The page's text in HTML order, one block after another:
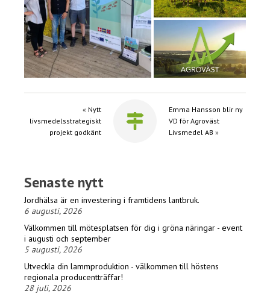
« Nytt
livsmedelsstrategiskt
projekt godkänt
Emma Hansson blir ny
VD för Agroväst
Livsmedel AB »
Senaste nytt
Jordhälsa är en investering i framtidens lantbruk.
6 augusti, 2026
Välkommen till mötesplatsen för dig i gröna näringar - event
i augusti och september
5 augusti, 2026
Utveckla din lammproduktion - välkommen till höstens
regionala producentträffar!
28 juli, 2026